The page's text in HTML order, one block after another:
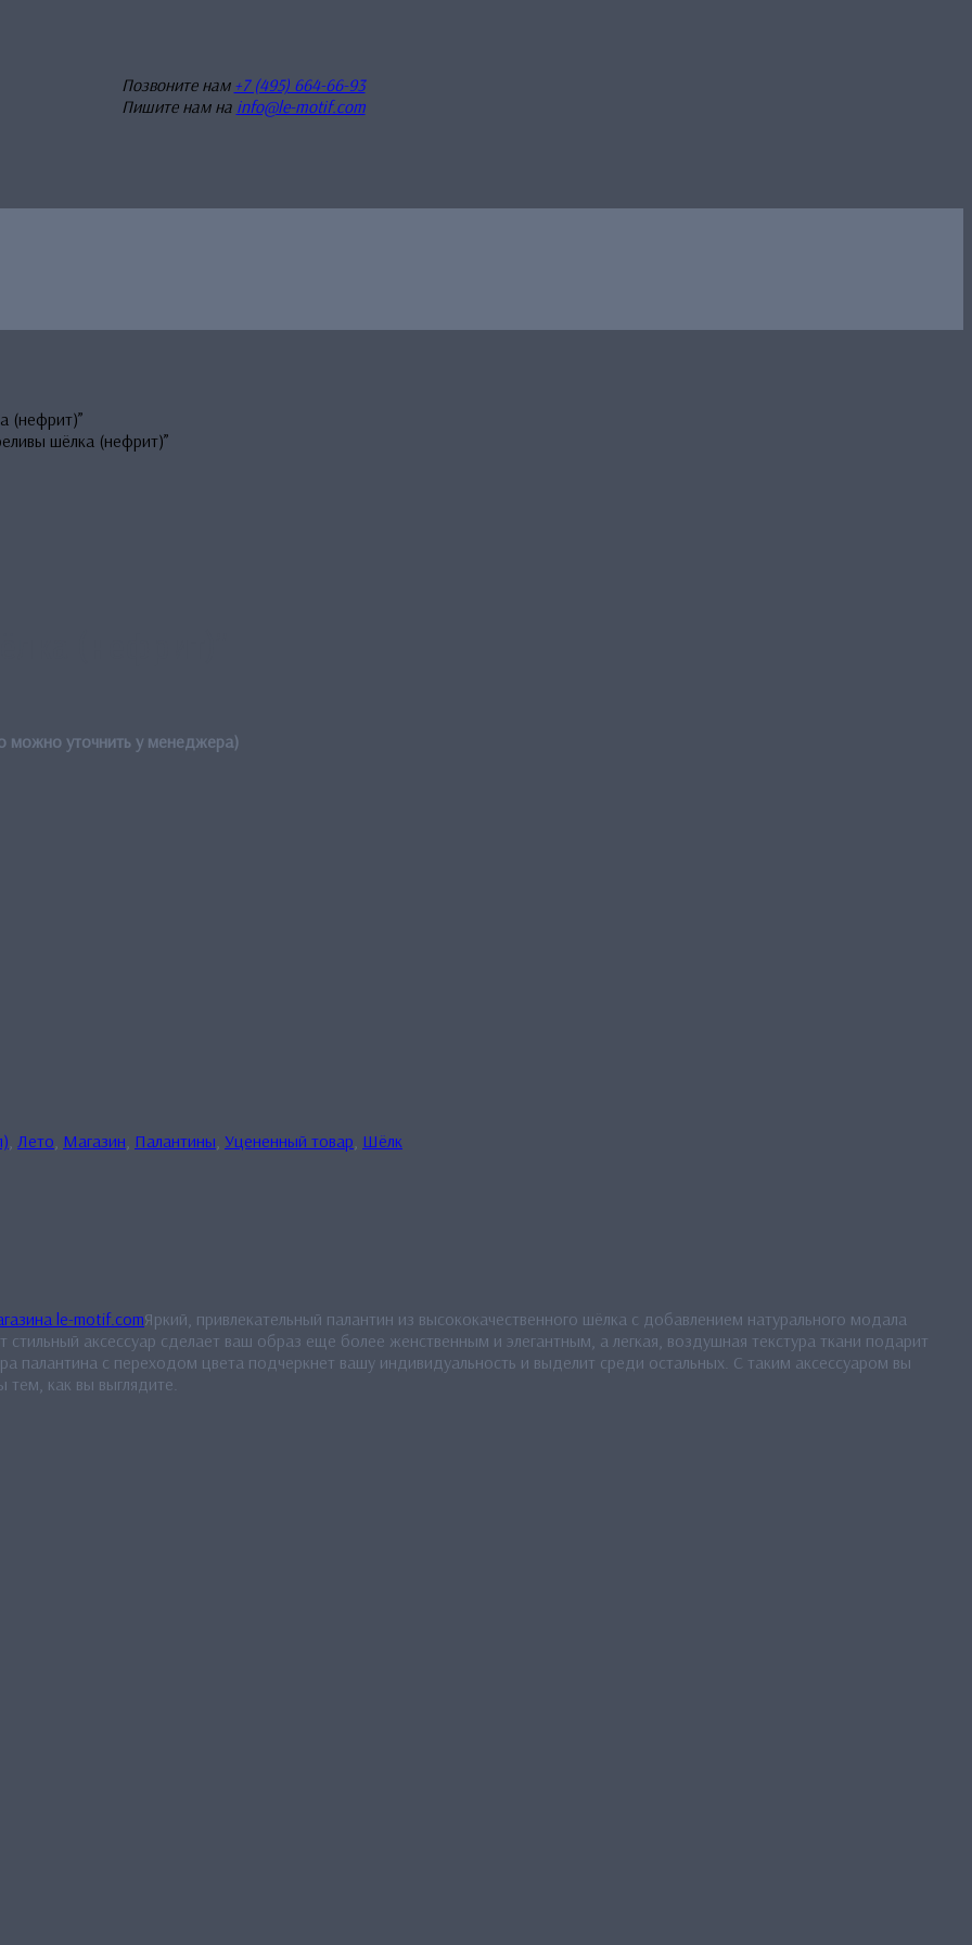
Позвоните нам +7 (495) 664-66-93
Пишите нам на info@le-motif.com
(нефрит)”
шёлка (нефрит)”
можно уточнить у менеджера)
Лето Магазин Палантины Уцененный товар Шёлк
Яркий, привлекательный палантин из высококачественного шёлка с добавлением натурального модала
стильный аксессуар сделает ваш образ еще более женственным и элегантным, а легкая, воздушная текстура ткани подарит
палантина с переходом цвета подчеркнет вашу индивидуальность и выделит среди остальных. С таким аксессуаром вы
тем, как вы выглядите.